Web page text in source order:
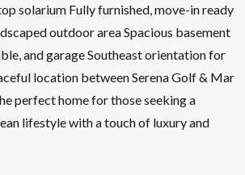
solarium Fully furnished, move-in ready
outdoor area Spacious basement
and garage Southeast orientation for
location between Serena Golf & Mar
perfect home for those seeking a
lifestyle with a touch of luxury and